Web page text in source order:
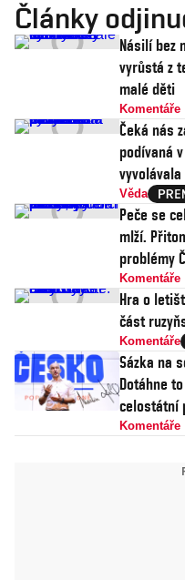
Články
Násilí bez
vyrůstá z
malé děti
Komentáře
Čeká nás
podívaná
Věda
Peče se
mlží.
problémy
Komentáře
Hra o
část
Komentáře
Sázka na
Dotáhne
celostátní
Komentáře